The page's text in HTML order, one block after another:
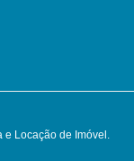
e Locação de Imóvel.